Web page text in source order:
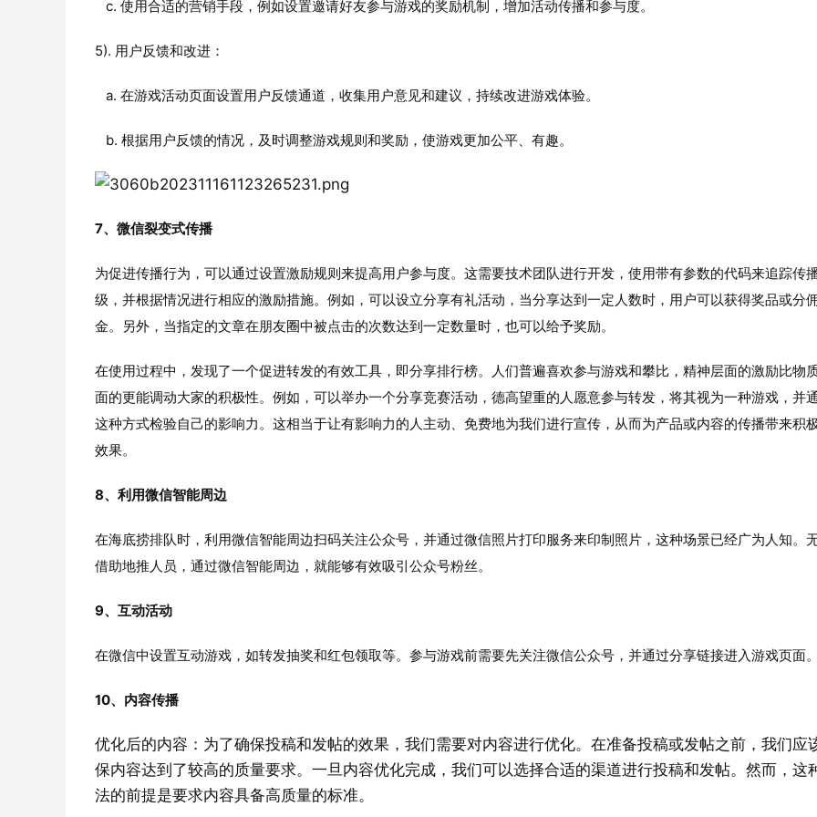
c. 使用合适的营销手段，例如设置邀请好友参与游戏的奖励机制，增加活动传播和参与度。
5). 用户反馈和改进：
a. 在游戏活动页面设置用户反馈通道，收集用户意见和建议，持续改进游戏体验。
b. 根据用户反馈的情况，及时调整游戏规则和奖励，使游戏更加公平、有趣。
7、微信裂变式传播
为促进传播行为，可以通过设置激励规则来提高用户参与度。这需要技术团队进行开发，使用带有参数的代码来追踪传
级，并根据情况进行相应的激励措施。例如，可以设立分享有礼活动，当分享达到一定人数时，用户可以获得奖品或分
金。另外，当指定的文章在朋友圈中被点击的次数达到一定数量时，也可以给予奖励。
在使用过程中，发现了一个促进转发的有效工具，即分享排行榜。人们普遍喜欢参与游戏和攀比，精神层面的激励比物
面的更能调动大家的积极性。例如，可以举办一个分享竞赛活动，德高望重的人愿意参与转发，将其视为一种游戏，并
这种方式检验自己的影响力。这相当于让有影响力的人主动、免费地为我们进行宣传，从而为产品或内容的传播带来积
效果。
8、利用微信智能周边
在海底捞排队时，利用微信智能周边扫码关注公众号，并通过微信照片打印服务来印制照片，这种场景已经广为人知。
借助地推人员，通过微信智能周边，就能够有效吸引公众号粉丝。
9、互动活动
在微信中设置互动游戏，如转发抽奖和红包领取等。参与游戏前需要先关注微信公众号，并通过分享链接进入游戏页面。
10、内容传播
优化后的内容：为了确保投稿和发帖的效果，我们需要对内容进行优化。在准备投稿或发帖之前，我们应
保内容达到了较高的质量要求。一旦内容优化完成，我们可以选择合适的渠道进行投稿和发帖。然而，这
法的前提是要求内容具备高质量的标准。